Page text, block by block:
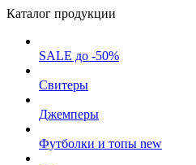
Каталог продукции
SALE до -50%
Свитеры
Джемперы
Футболки и топы new